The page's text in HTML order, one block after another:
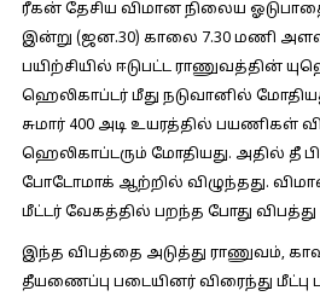
ரீகன் தேசிய விமான நிலைய
இன்று (ஜன.30) காலை 7.30 மணி
பயிற்சியில் ஈடுபட்ட ராணுவத்தின்
ஹெலிகாப்டர் மீது நடுவானில்
சுமார் 400 அடி உயரத்தில் பயணிகள்
ஹெலிகாப்டரும் மோதியது. அதில் தீ
போடோமாக் ஆற்றில் விழுந்தது.
மீட்டர் வேகத்தில் பறந்த போது விபத்து
இந்த விபத்தை அடுத்து ராணுவம்,
தீயணைப்பு படையினர் விரைந்து